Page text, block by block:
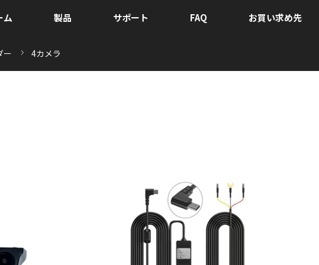
ム 製品 サポート FAQ お買い求め先
ー 4カメラ